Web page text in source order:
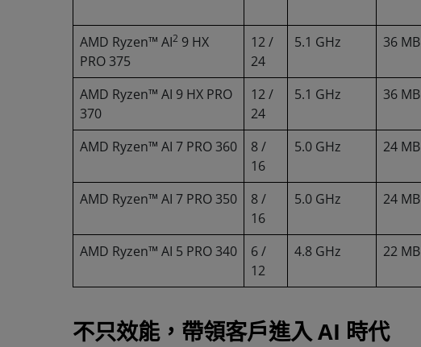
AMD Ryzen™ AI2 9 HX
PRO 375
12 /
24
5.1 GHz 36 MB
AMD Ryzen™ AI 9 HX PRO
370
12 /
24
5.1 GHz 36 MB
AMD Ryzen™ AI 7 PRO 360
8 /
16
5.0 GHz 24 MB
AMD Ryzen™ AI 7 PRO 350
8 /
16
5.0 GHz 24 MB
AMD Ryzen™ AI 5 PRO 340
6 /
12
4.8 GHz 22 MB
不只效能，帶領客戶進入 AI 時代